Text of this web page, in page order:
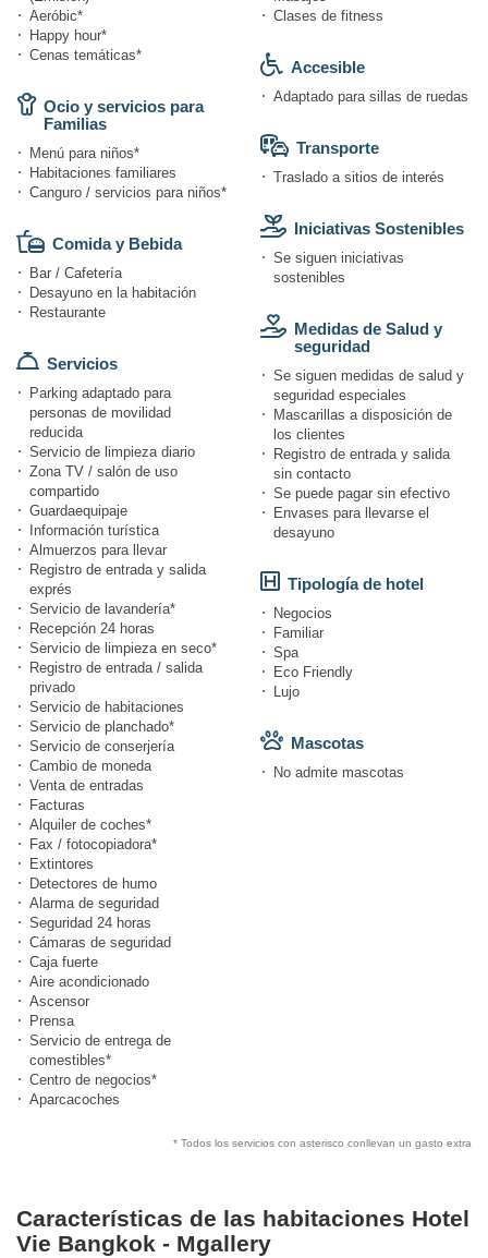
Aeróbic*
Happy hour*
Cenas temáticas*
Ocio y servicios para
Familias
Menú para niños*
Habitaciones familiares
Canguro / servicios para niños*
Comida y Bebida
Bar / Cafetería
Desayuno en la habitación
Restaurante
Servicios
Parking adaptado para
personas de movilidad
reducida
Servicio de limpieza diario
Zona TV / salón de uso
compartido
Guardaequipaje
Información turística
Almuerzos para llevar
Registro de entrada y salida
exprés
Servicio de lavandería*
Recepción 24 horas
Servicio de limpieza en seco*
Registro de entrada / salida
privado
Servicio de habitaciones
Servicio de planchado*
Servicio de conserjería
Cambio de moneda
Venta de entradas
Facturas
Alquiler de coches*
Fax / fotocopiadora*
Extintores
Detectores de humo
Alarma de seguridad
Seguridad 24 horas
Cámaras de seguridad
Caja fuerte
Aire acondicionado
Ascensor
Prensa
Servicio de entrega de
comestibles*
Centro de negocios*
Aparcacoches
Clases de fitness
Accesible
Adaptado para sillas de ruedas
Transporte
Traslado a sitios de interés
Iniciativas Sostenibles
Se siguen iniciativas
sostenibles
Medidas de Salud y
seguridad
Se siguen medidas de salud y
seguridad especiales
Mascarillas a disposición de
los clientes
Registro de entrada y salida
sin contacto
Se puede pagar sin efectivo
Envases para llevarse el
desayuno
Tipología de hotel
Negocios
Familiar
Spa
Eco Friendly
Lujo
Mascotas
No admite mascotas
* Todos los servicios con asterisco conllevan un gasto extra
Características de las habitaciones Hotel
Vie Bangkok - Mgallery